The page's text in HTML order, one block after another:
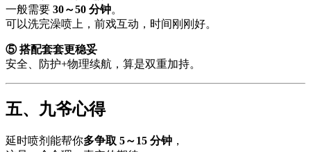
一般需要 30～50 分钟。
可以洗完澡喷上，前戏互动，时间刚刚好。
⑤ 搭配套套更稳妥
安全、防护+物理续航，算是双重加持。
五、九爷心得
延时喷剂能帮你多争取 5～15 分钟 ，